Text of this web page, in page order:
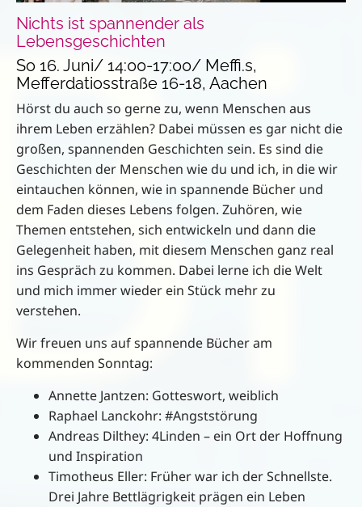
Nichts ist spannender als
Lebensgeschichten
So 16. Juni/ 14:00-17:00/ Meffi.s,
Mefferdatiosstraße 16-18, Aachen
Hörst du auch so gerne zu, wenn Menschen aus
ihrem Leben erzählen? Dabei müssen es gar nicht die
großen, spannenden Geschichten sein. Es sind die
Geschichten der Menschen wie du und ich, in die wir
eintauchen können, wie in spannende Bücher und
dem Faden dieses Lebens folgen. Zuhören, wie
Themen entstehen, sich entwickeln und dann die
Gelegenheit haben, mit diesem Menschen ganz real
ins Gespräch zu kommen. Dabei lerne ich die Welt
und mich immer wieder ein Stück mehr zu
verstehen.
Wir freuen uns auf spannende Bücher am
kommenden Sonntag:
Annette Jantzen: Gotteswort, weiblich
Raphael Lanckohr: #Angststörung
Andreas Dilthey: 4Linden – ein Ort der Hoffnung
und Inspiration
Timotheus Eller: Früher war ich der Schnellste.
Drei Jahre Bettlägrigkeit prägen ein Leben